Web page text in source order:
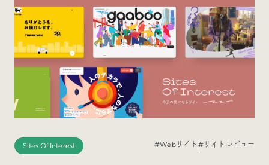
Interview インタビュー
Sites Of Interest 今月の気になるサイト
Sites Of Interest #Webサイト#サイトレビュー